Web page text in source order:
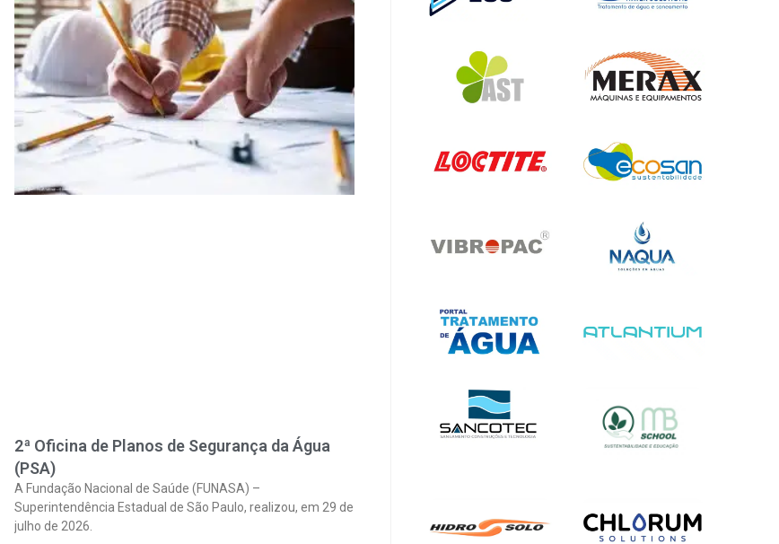
2ª Oficina de Planos de Segurança da Água
(PSA)
A Fundação Nacional de Saúde (FUNASA) –
Superintendência Estadual de São Paulo, realizou, em 29 de
julho de 2026.